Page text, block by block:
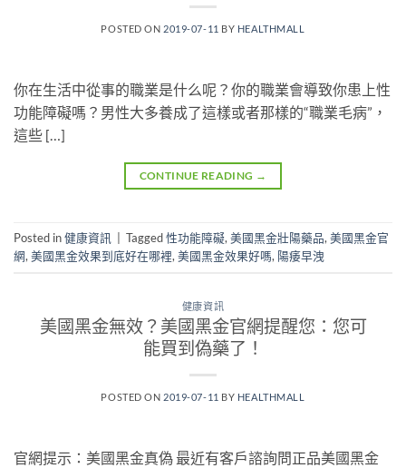
POSTED ON 2019-07-11 BY HEALTHMALL
你在生活中從事的職業是什么呢？你的職業會導致你患上性
功能障礙嗎？男性大多養成了這樣或者那樣的“職業毛病”，
這些 […]
CONTINUE READING →
Posted in健康資訊 Tagged性功能障礙, 美國黑金壯陽藥品, 美國黑金官
網, 美國黑金效果到底好在哪裡, 美國黑金效果好嗎, 陽痿早洩
健康資訊
美國黑金無效？美國黑金官網提醒您：您可
能買到偽藥了！
POSTED ON 2019-07-11 BY HEALTHMALL
官網提示：美國黑金真偽 最近有客戶諮詢問正品美國黑金